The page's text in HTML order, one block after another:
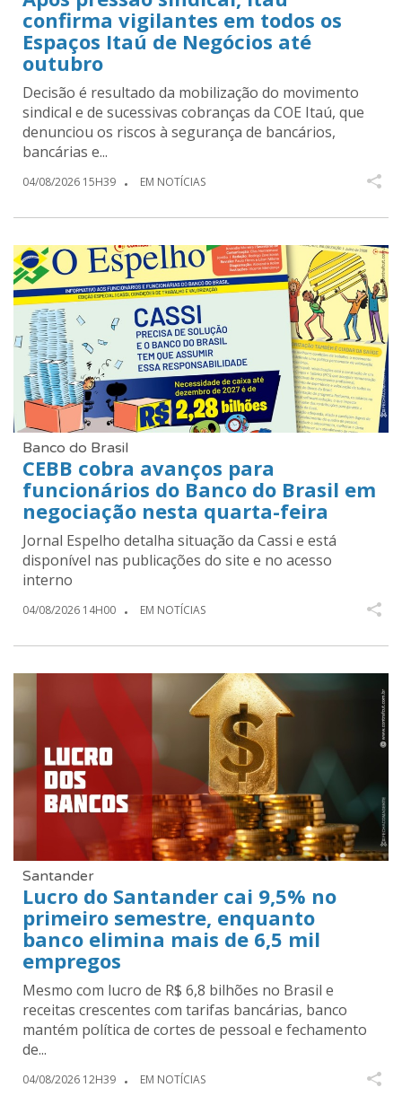
confirma vigilantes em todos os
Espaços Itaú de Negócios até
outubro
Decisão é resultado da mobilização do movimento
sindical e de sucessivas cobranças da COE Itaú, que
denunciou os riscos à segurança de bancários,
bancárias e...
04/08/2026 15H39 EM NOTÍCIAS
Banco do Brasil
CEBB cobra avanços para
funcionários do Banco do Brasil em
negociação nesta quarta-feira
Jornal Espelho detalha situação da Cassi e está
disponível nas publicações do site e no acesso
interno
04/08/2026 14H00 EM NOTÍCIAS
Santander
Lucro do Santander cai 9,5% no
primeiro semestre, enquanto
banco elimina mais de 6,5 mil
empregos
Mesmo com lucro de R$ 6,8 bilhões no Brasil e
receitas crescentes com tarifas bancárias, banco
mantém política de cortes de pessoal e fechamento
de...
04/08/2026 12H39 EM NOTÍCIAS